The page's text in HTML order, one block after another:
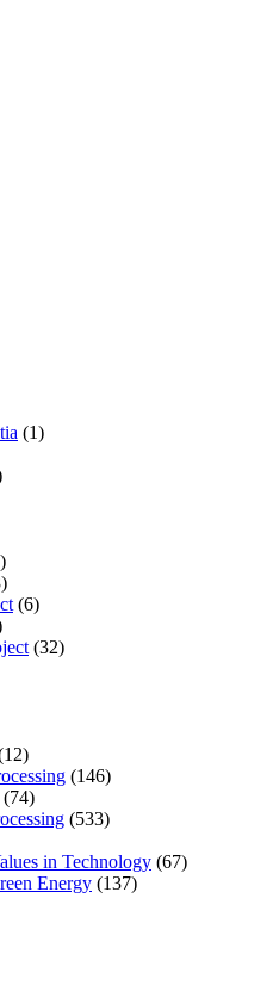
(1)
(6)
(32)
(146)
(74)
(533)
in Technology (67)
Energy (137)